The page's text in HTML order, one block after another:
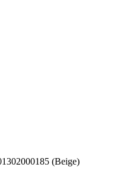
(Beige)